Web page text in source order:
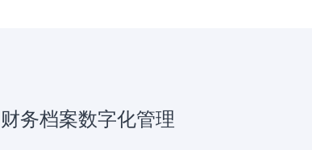
财务档案数字化管理